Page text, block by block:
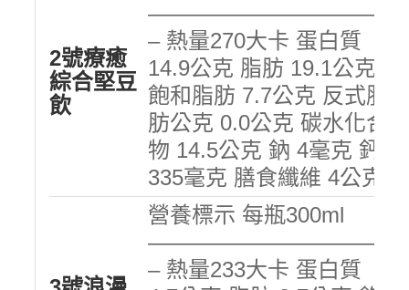
2號療癒
綜合堅豆
飲
———————————
– 熱量270大卡 蛋白質
14.9公克 脂肪 19.1公克
飽和脂肪 7.7公克 反式脂
肪公克 0.0公克 碳水化合
物 14.5公克 鈉 4毫克 鈣
335毫克 膳食纖維 4公克
營養標示 每瓶300ml
———————————
– 熱量233大卡 蛋白質